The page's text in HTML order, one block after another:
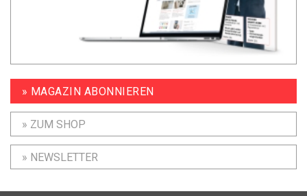
» MAGAZIN ABONNIEREN
» ZUM SHOP
» NEWSLETTER